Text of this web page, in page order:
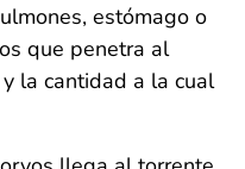
estómago o
que penetra al
la cantidad a la cual